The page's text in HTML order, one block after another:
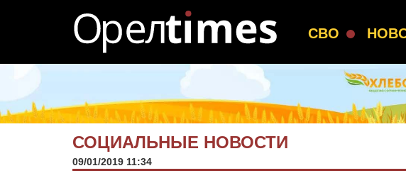
СВО
СОЦИАЛЬНЫЕ НОВОСТИ
09/01/2019 11:34